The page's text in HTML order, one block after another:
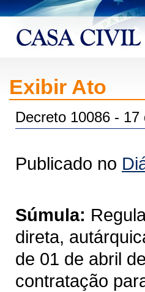
Exibir Ato
Decreto 10086 -
Publicado no
Súmula:
direta,
de 01 de abril
contratação